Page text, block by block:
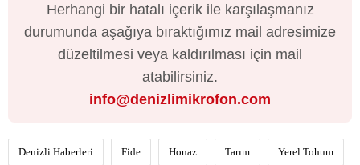
Herhangi bir hatalı içerik ile karşılaşmanız
durumunda aşağıya bıraktığımız mail adresimize
düzeltilmesi veya kaldırılması için mail
atabilirsiniz.
info@denizlimikrofon.com
Denizli Haberleri Fide Honaz Tarım Yerel Tohum